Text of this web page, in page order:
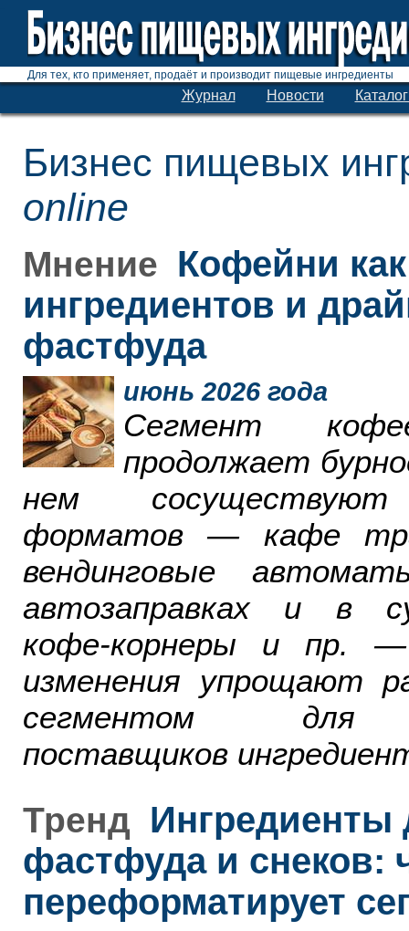
Для тех, кто применяет, продаёт и производит пищевые ингредиенты
Журнал Новости
Бизнес пищевых
online
Мнение Кофейни
ингредиентов и
фастфуда
июнь 2026 года
Сегмент
продолжает
нем
форматов — кафе
вендинговые
автозаправках и в
кофе-корнеры и пр.
изменения упрощают
сегментом для
поставщиков
Тренд Ингредиенты
фастфуда и снеков:
переформатирует